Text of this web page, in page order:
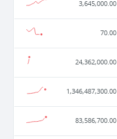
3,645,000.00
70.00
24,362,000.00
1,346,487,300.00
83,586,700.00